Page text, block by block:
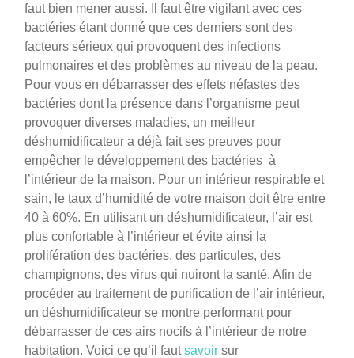
faut bien mener aussi. Il faut être vigilant avec ces
bactéries étant donné que ces derniers sont des
facteurs sérieux qui provoquent des infections
pulmonaires et des problèmes au niveau de la peau.
Pour vous en débarrasser des effets néfastes des
bactéries dont la présence dans l’organisme peut
provoquer diverses maladies, un meilleur
déshumidificateur a déjà fait ses preuves pour
empêcher le développement des bactéries à
l’intérieur de la maison. Pour un intérieur respirable et
sain, le taux d’humidité de votre maison doit être entre
40 à 60%. En utilisant un déshumidificateur, l’air est
plus confortable à l’intérieur et évite ainsi la
prolifération des bactéries, des particules, des
champignons, des virus qui nuiront la santé. Afin de
procéder au traitement de purification de l’air intérieur,
un déshumidificateur se montre performant pour
débarrasser de ces airs nocifs à l’intérieur de notre
habitation. Voici ce qu’il fautsavoir sur